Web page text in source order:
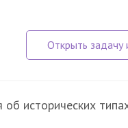
исторических